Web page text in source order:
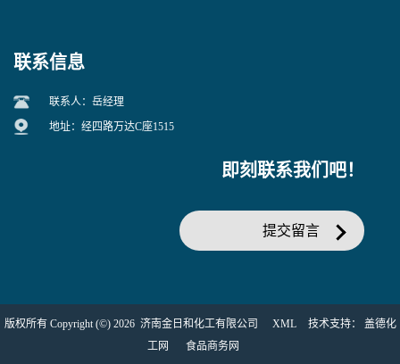
联系信息
联系人：岳经理
地址：经四路万达C座1515
即刻联系我们吧！
提交留言
版权所有 Copyright (©) 2026 济南金日和化工有限公司 XML 技术支持： 盖德化
工网
食品商务网